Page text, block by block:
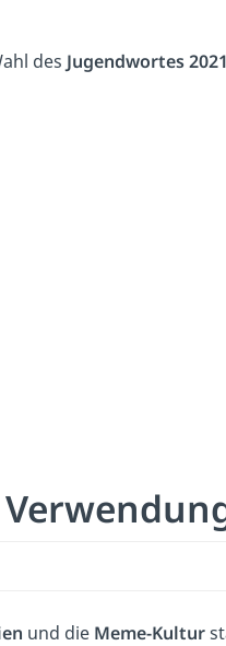
des Jugendwortes 2021
und die Meme-Kultur